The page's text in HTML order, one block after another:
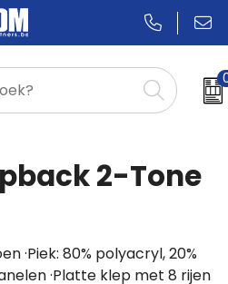
2-Tone
·Piek: 80% polyacryl, 20%
·Platte klep met 8 rijen